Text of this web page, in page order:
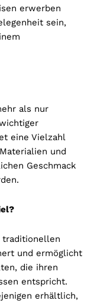
erwerben
sein,
als nur
eine Vielzahl
und
Geschmack
traditionellen
und ermöglicht
die ihren
entspricht.
erhältlich,